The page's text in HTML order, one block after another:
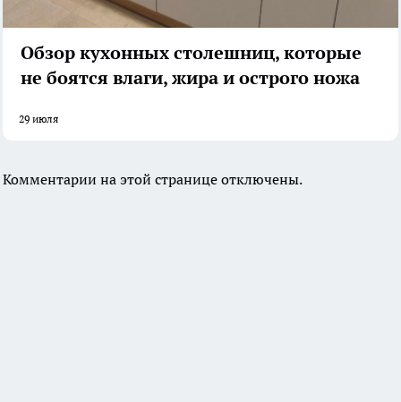
Обзор кухонных столешниц, которые
не боятся влаги, жира и острого ножа
29 июля
Комментарии на этой странице отключены.